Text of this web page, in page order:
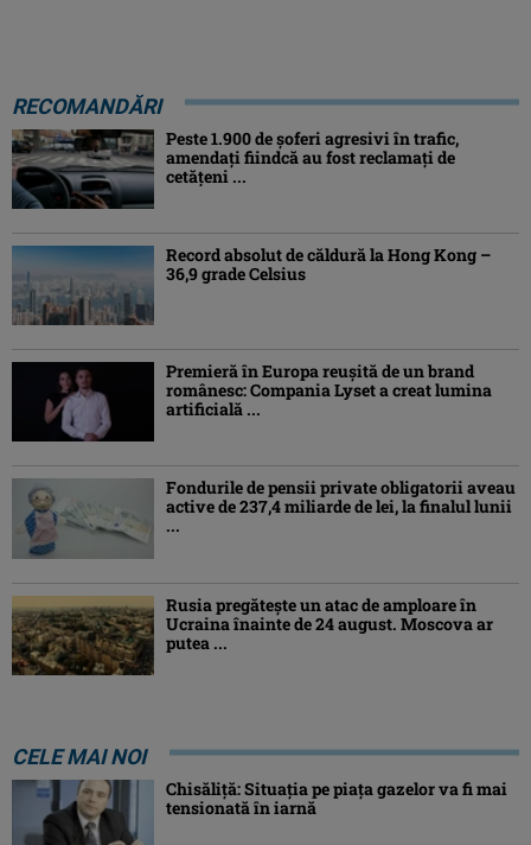
RECOMANDĂRI
Peste 1.900 de şoferi agresivi în trafic,
amendaţi fiindcă au fost reclamaţi de
cetăţeni ...
Record absolut de căldură la Hong Kong –
36,9 grade Celsius
Premieră în Europa reușită de un brand
românesc: Compania Lyset a creat lumina
artificială ...
Fondurile de pensii private obligatorii aveau
active de 237,4 miliarde de lei, la finalul lunii
...
Rusia pregătește un atac de amploare în
Ucraina înainte de 24 august. Moscova ar
putea ...
CELE MAI NOI
Chisăliţă: Situaţia pe piaţa gazelor va fi mai
tensionată în iarnă